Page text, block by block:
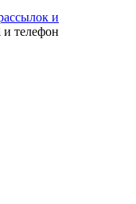
и
и телефон